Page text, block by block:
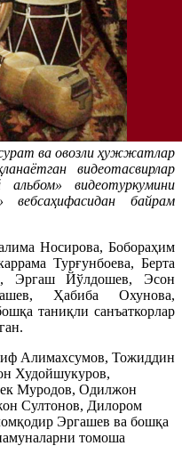
ва овозли ҳужжатлар
видеотасвирлар
альбом» видеотуркумини
вебсаҳифасидан байрам
Носирова, Бобораҳим
Турғунбоева, Берта
Эргаш Йўлдошев, Эсон
Ҳабиба Охунова,
таниқли санъаткорлар
Алимахсумов, Тожиддин
Худойшукуров,
Муродов, Одилжон
Султонов, Дилором
Эргашев ва бошқа
томоша